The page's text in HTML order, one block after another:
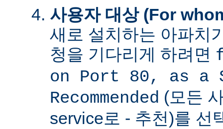
사용자 대상 (For
새로 설치하는 아파치
청을 기다리게 하려면
on Port 80, as a
Recommended (모든
service로 - 추천)를 선